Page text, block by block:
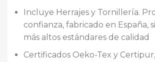
Incluye Herrajes y Tornillería.
confianza, fabricado en España,
más altos estándares de calidad
Certificados Oeko-Tex y